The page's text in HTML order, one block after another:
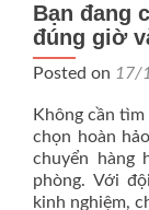
Bạn đang
đúng giờ
Posted on 17/
Không cần
chọn hoàn
chuyển hàng
phòng. Với
kinh nghiệm,